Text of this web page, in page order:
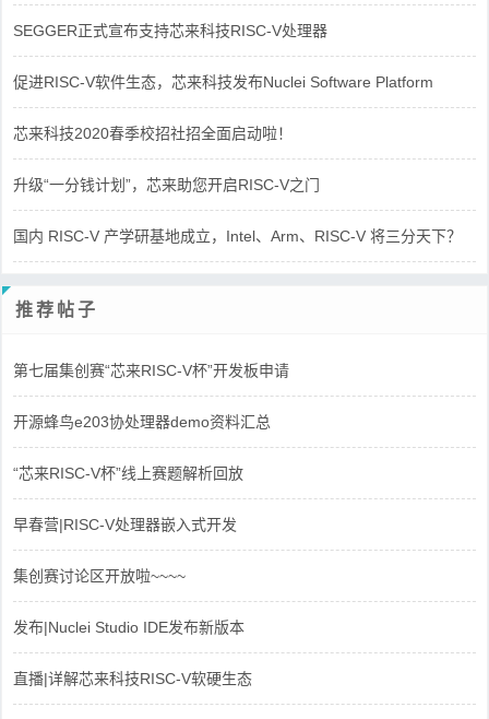
SEGGER正式宣布支持芯来科技RISC-V处理器
促进RISC-V软件生态，芯来科技发布Nuclei Software Platform
芯来科技2020春季校招社招全面启动啦！
升级“一分钱计划”，芯来助您开启RISC-V之门
国内 RISC-V 产学研基地成立，Intel、Arm、RISC-V 将三分天下？
推荐帖子
第七届集创赛“芯来RISC-V杯”开发板申请
开源蜂鸟e203协处理器demo资料汇总
“芯来RISC-V杯”线上赛题解析回放
早春营|RISC-V处理器嵌入式开发
集创赛讨论区开放啦~~~~
发布|Nuclei Studio IDE发布新版本
直播|详解芯来科技RISC-V软硬生态